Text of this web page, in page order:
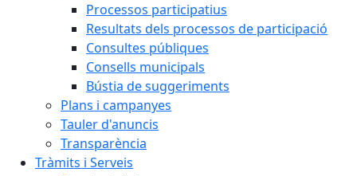
Processos participatius
Resultats dels processos de participació
Consultes públiques
Consells municipals
Bústia de suggeriments
Plans i campanyes
Tauler d'anuncis
Transparència
Tràmits i Serveis